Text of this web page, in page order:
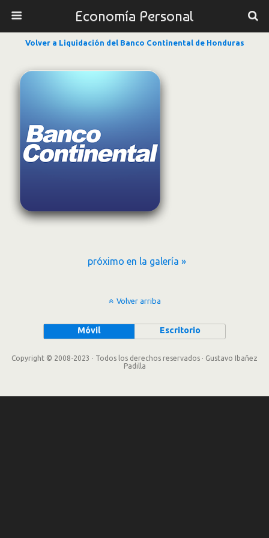
Economía Personal
Volver a Liquidación del Banco Continental de Honduras
próximo en la galería »
Volver arriba
Móvil Escritorio
Copyright © 2008-2023 · Todos los derechos reservados · Gustavo Ibañez
Padilla